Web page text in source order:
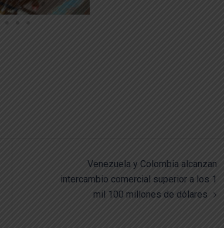
Venezuela y Colombia alcanzan
intercambio comercial superior a los 1
mil 100 millones de dólares